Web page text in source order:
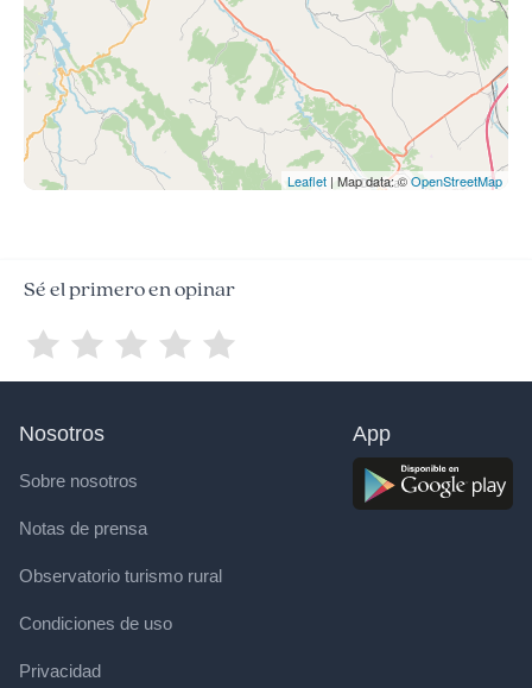
Leaflet | Map data: ©OpenStreetMap
Sé el primero en opinar
Nosotros
Sobre nosotros
Notas de prensa
Observatorio turismo rural
Condiciones de uso
Privacidad
App